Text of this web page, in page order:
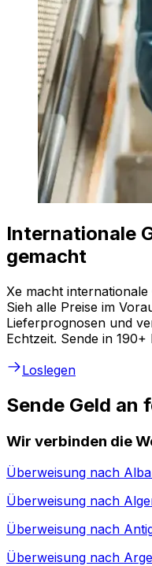
Internationale
gemacht
Xe macht
Sieh alle Preise im
Lieferprognosen und
Echtzeit. Sende in
Loslegen
Sende Geld an
Wir verbinden die
Überweisung nach
Überweisung nach
Überweisung nach
Überweisung nach